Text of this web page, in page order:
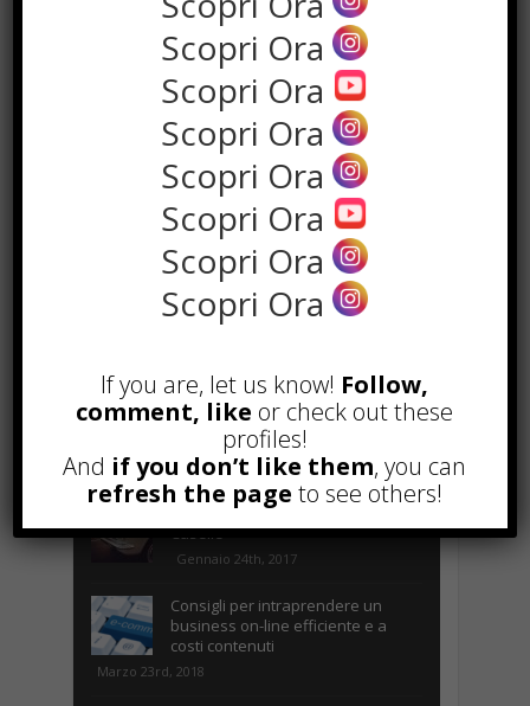
POPOLARI
Alcuni trucchi per avere un blog di
Novembre 22nd, 2016
Comprare visite YouTube: i 5
vantaggi TOP!
Novembre 2nd, 2017
Parcheggiare low-cost a Torino
Caselle
Gennaio 24th, 2017
Consigli per intraprendere un
business on-line efficiente e a
costi contenuti
Marzo 23rd, 2018
Scopri Ora
Scopri Ora
Scopri Ora
Scopri Ora
Scopri Ora
Scopri Ora
Scopri Ora
If you are, let us know! Follow,
comment, like or check out these
profiles!
And if you don’t like them, you can
refresh the page to see others!